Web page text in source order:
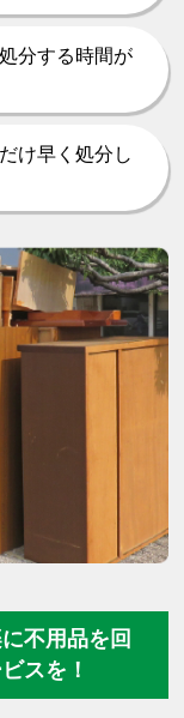
分する時間が
け早く処分し
不用品を回
スを！